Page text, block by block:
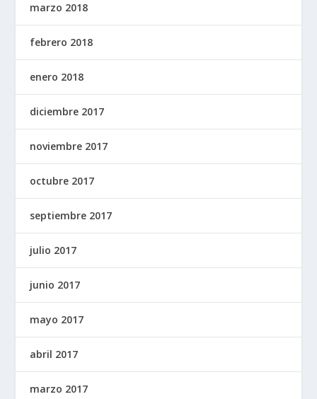
marzo 2018
febrero 2018
enero 2018
diciembre 2017
noviembre 2017
octubre 2017
septiembre 2017
julio 2017
junio 2017
mayo 2017
abril 2017
marzo 2017